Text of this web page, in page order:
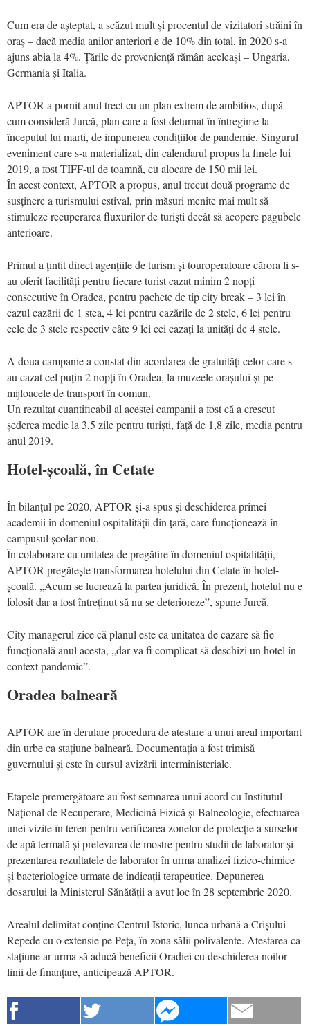
Cum era de așteptat, a scăzut mult și procentul de vizitatori străini în
oraș – dacă media anilor anteriori e de 10% din total, în 2020 s-a
ajuns abia la 4%. Țările de proveniență rămân aceleași – Ungaria,
Germania și Italia.
APTOR a pornit anul trect cu un plan extrem de ambitios, după
cum consideră Jurcă, plan care a fost deturnat în întregime la
începutul lui marti, de impunerea condițiilor de pandemie. Singurul
eveniment care s-a materializat, din calendarul propus la finele lui
2019, a fost TIFF-ul de toamnă, cu alocare de 150 mii lei.
În acest context, APTOR a propus, anul trecut două programe de
susținere a turismului estival, prin măsuri menite mai mult să
stimuleze recuperarea fluxurilor de turiști decât să acopere pagubele
anterioare.
Primul a țintit direct agențiile de turism și touroperatoare cărora li s-
au oferit facilități pentru fiecare turist cazat minim 2 nopți
consecutive în Oradea, pentru pachete de tip city break – 3 lei în
cazul cazării de 1 stea, 4 lei pentru cazările de 2 stele, 6 lei pentru
cele de 3 stele respectiv câte 9 lei cei cazați la unități de 4 stele.
A doua campanie a constat din acordarea de gratuități celor care s-
au cazat cel puțin 2 nopți în Oradea, la muzeele orașului și pe
mijloacele de transport în comun.
Un rezultat cuantificabil al acestei campanii a fost că a crescut
șederea medie la 3,5 zile pentru turiști, față de 1,8 zile, media pentru
anul 2019.
Hotel-școală, în Cetate
În bilanțul pe 2020, APTOR și-a spus și deschiderea primei
academii în domeniul ospitalității din țară, care funcționează în
campusul școlar nou.
În colaborare cu unitatea de pregătire în domeniul ospitalității,
APTOR pregătește transformarea hotelului din Cetate în hotel-
școală. „Acum se lucrează la partea juridică. În prezent, hotelul nu e
folosit dar a fost întreținut să nu se deterioreze”, spune Jurcă.
City managerul zice că planul este ca unitatea de cazare să fie
funcțională anul acesta, „dar va fi complicat să deschizi un hotel în
context pandemic”.
Oradea balneară
APTOR are în derulare procedura de atestare a unui areal important
din urbe ca stațiune balneară. Documentația a fost trimisă
guvernului și este în cursul avizării interministeriale.
Etapele premergătoare au fost semnarea unui acord cu Institutul
Național de Recuperare, Medicină Fizică și Balneologie, efectuarea
unei vizite în teren pentru verificarea zonelor de protecție a surselor
de apă termală și prelevarea de mostre pentru studii de laborator și
prezentarea rezultatele de laborator în urma analizei fizico-chimice
și bacteriologice urmate de indicații terapeutice. Depunerea
dosarului la Ministerul Sănătății a avut loc în 28 septembrie 2020.
Arealul delimitat conține Centrul Istoric, lunca urbană a Crișului
Repede cu o extensie pe Peța, în zona sălii polivalente. Atestarea ca
stațiune ar urma să aducă beneficii Oradiei cu deschiderea noilor
linii de finanțare, anticipează APTOR.